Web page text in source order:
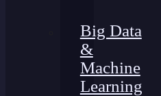
Big Data
&
Machine
Learning